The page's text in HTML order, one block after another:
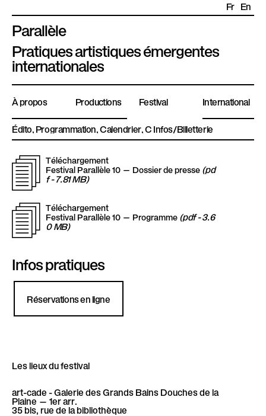
Parallèle
P
l
a
t
e
f
o
m
e
P
a
r
a
l
l
è
e
Pratiques artistiques émergentes
internationales
Fr En
À propos Productions Festival International
Édito Programmation Calendrier Infos/Billetterie
T
é
é
c
a
Téléchargement
Festival Parallèle 10 — Dossier de presse (pd
f - 7.81 MB)
T
é
l
é
c
h
Téléchargement
Festival Parallèle 10 — Programme (pdf - 3.6
0 MB)
Infos pratiques
Réservations en ligne
Les lieux du festival
art-cade - Galerie des Grands Bains Douches de la
Plaine — 1er arr.
35 bis, rue de la bibliothèque